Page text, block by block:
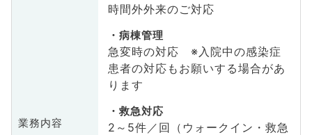
業務内容
時間外外来のご対応
病棟管理
急変時の対応 ※入院中の感染症
患者の対応もお願いする場合があ
ります
救急対応
2～5件／回（ウォークイン・救急